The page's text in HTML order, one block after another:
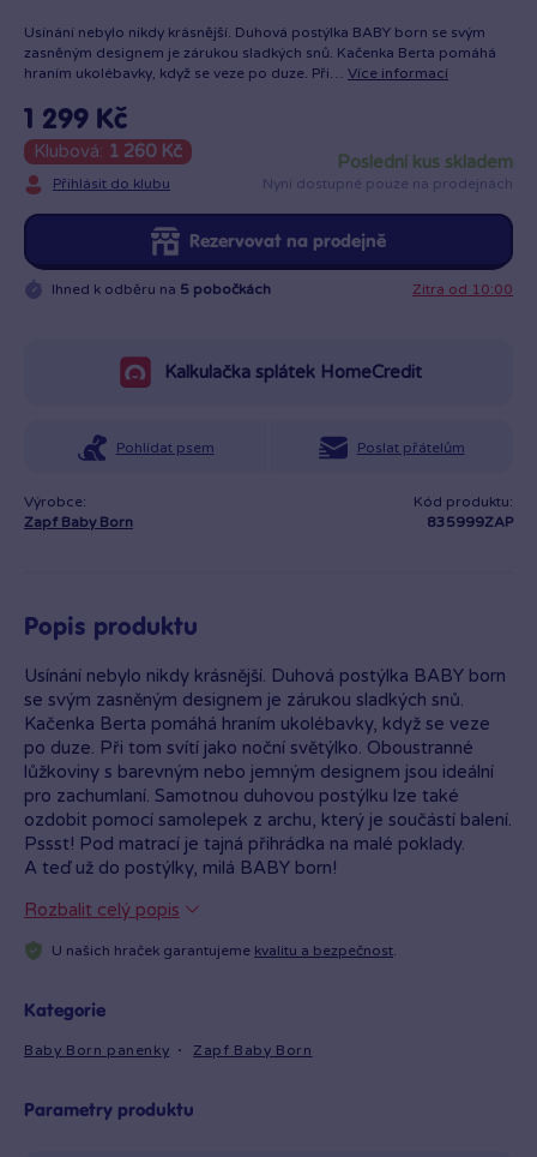
Usínání nebylo nikdy krásnější. Duhová postýlka BABY born se svým
zasněným designem je zárukou sladkých snů. Kačenka Berta pomáhá
hraním ukolébavky, když se veze po duze. Při… Více informací
1 299 Kč
Klubová: 1 260 Kč
Přihlásit do klubu
poslední kus skladem
Nyní dostupné pouze na prodejnách
Rezervovat na prodejně
Ihned k odběru na 5 pobočkách Zítra od 10:00
Kalkulačka splátek HomeCredit
Pohlídat psem Poslat přátelům
Výrobce:
Zapf Baby Born
Kód produktu:
835999ZAP
Popis produktu
Usínání nebylo nikdy krásnější. Duhová postýlka BABY born
se svým zasněným designem je zárukou sladkých snů.
Kačenka Berta pomáhá hraním ukolébavky, když se veze
po duze. Při tom svítí jako noční světýlko. Oboustranné
lůžkoviny s barevným nebo jemným designem jsou ideální
pro zachumlaní. Samotnou duhovou postýlku lze také
ozdobit pomocí samolepek z archu, který je součástí balení.
Pssst! Pod matrací je tajná přihrádka na malé poklady.
A teď už do postýlky, milá BABY born!
Rozbalit celý popis
U našich hraček garantujeme kvalitu a bezpečnost.
Kategorie
Baby Born panenky Zapf Baby Born
Parametry produktu